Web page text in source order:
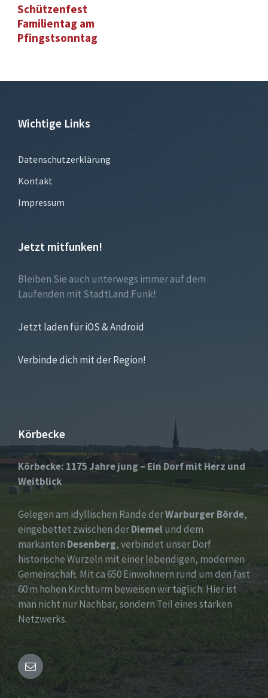
Schützenfest
Familientag am
Pfingstsonntag
Wichtige Links
Datenschutzerklärung
Kontakt
Impressum
Jetzt mitfunken!
Bleiben Sie auch unterwegs immer auf dem
Laufenden mit StadtLand.Funk!
Jetzt laden für iOS & Android
Verbinde dich mit der Region!
Körbecke
Körbecke: 1175 Jahre jung – Ein Dorf mit Herz und
Weitblick
Gelegen am idyllischen Rande derWarburger Börde,
eingebettet zwischen derDiemelund dem
markanten Desenberg, verbindet unser Dorf
historische Wurzeln mit einer lebendigen, modernen
Gemeinschaft. Mit ca 650 Einwohnern rund um den fast
60 m hohen Kirchturm beweisen wir täglich: Hier ist
man nicht nur Nachbar, sondern Teil eines starken
Netzwerks.
Email